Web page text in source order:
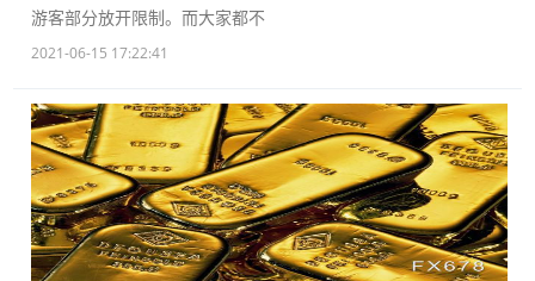
游客部分放开限制。而大家都不
2021-06-15 17:22:41